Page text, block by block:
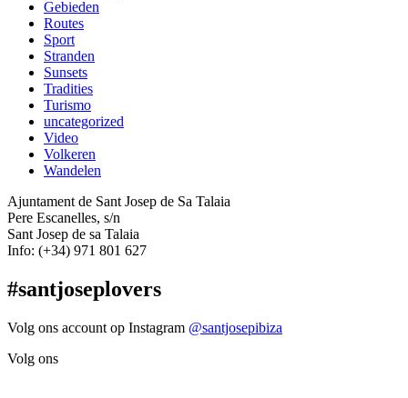
Gebieden
Routes
Sport
Stranden
Sunsets
Tradities
Turismo
uncategorized
Video
Volkeren
Wandelen
Ajuntament de Sant Josep de Sa Talaia
Pere Escanelles, s/n
Sant Josep de sa Talaia
Info: (+34) 971 801 627
#santjoseplovers
Volg ons account op Instagram @santjosepibiza
Volg ons